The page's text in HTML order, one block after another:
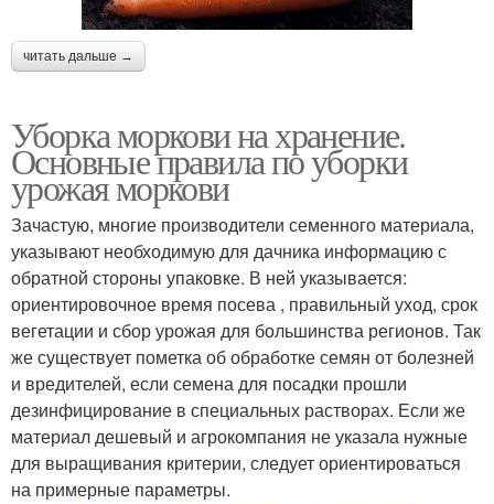
читать дальше →
Уборка моркови на хранение.
Основные правила по уборки
урожая моркови
Зачастую, многие производители семенного материала,
указывают необходимую для дачника информацию с
обратной стороны упаковке. В ней указывается:
ориентировочное время посева , правильный уход, срок
вегетации и сбор урожая для большинства регионов. Так
же существует пометка об обработке семян от болезней
и вредителей, если семена для посадки прошли
дезинфицирование в специальных растворах. Если же
материал дешевый и агрокомпания не указала нужные
для выращивания критерии, следует ориентироваться
на примерные параметры.